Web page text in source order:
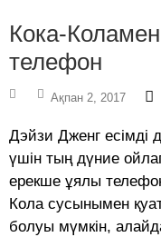
Кока-
телефон
Ақпан 2, 2017
Дэйзи Дженг есімді
үшін тың дүние
ерекше ұялы
Кола сусынымен
болуы мүмкін,